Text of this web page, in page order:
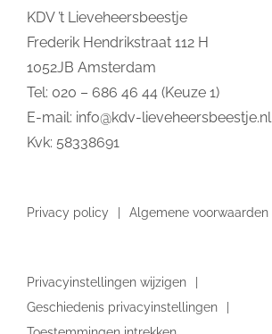
KDV ’t Lieveheersbeestje
Frederik Hendrikstraat 112 H
1052JB Amsterdam
Tel: 020 – 686 46 44 (Keuze 1)
E-mail: info@kdv-lieveheersbeestje.nl
Kvk: 58338691
Privacy policy Algemene voorwaarden
Privacyinstellingen wijzigen
Geschiedenis privacyinstellingen